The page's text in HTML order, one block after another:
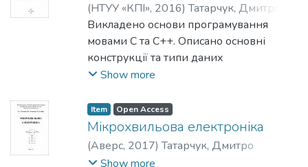
(НТУУ «КПІ», 2016)Татарчук, Дмитро
Дмитрович ;Діденко, Юрій Вікторович
Викладено основи програмування
мовами С та С++. Описано основні
конструкції та типи даних
алгоритмічних мов С та С++, методи
приділено основам об’єктно-
орієнтованого програмування.
Розглянуто типові структури даних, які
широко застосовують у програмуванні
Show more
Item Open Access
Мікрохвильова електроніка
(Аверс, 2017)Татарчук, Дмитро
Дмитрович;Молчанов, Віталій Іванович
Show more